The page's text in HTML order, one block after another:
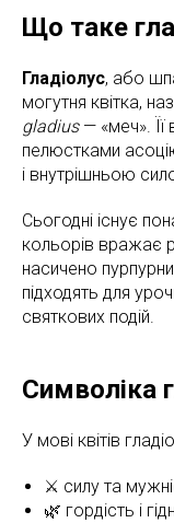
Що таке
Гладіолус, або
могутня квітка,
gladius— «меч». Її
пелюстками
і внутрішньою
Сьогодні існує
кольорів вражає
насичено
підходять для
святкових подій.
Символіка
У мові квітів
⚔️ силу та
🌿 гордість і